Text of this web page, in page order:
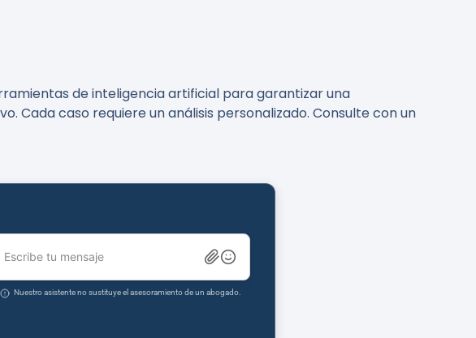
de inteligencia artificial para garantizar una
caso requiere un análisis personalizado. Consulte con un
Escribe tu mensaje
Nuestro asistente no sustituye el asesoramiento de un abogado.